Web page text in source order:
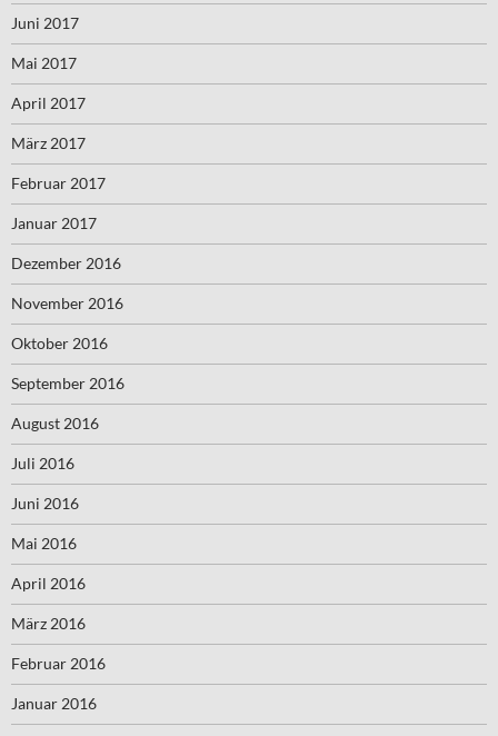
Juni 2017
Mai 2017
April 2017
März 2017
Februar 2017
Januar 2017
Dezember 2016
November 2016
Oktober 2016
September 2016
August 2016
Juli 2016
Juni 2016
Mai 2016
April 2016
März 2016
Februar 2016
Januar 2016